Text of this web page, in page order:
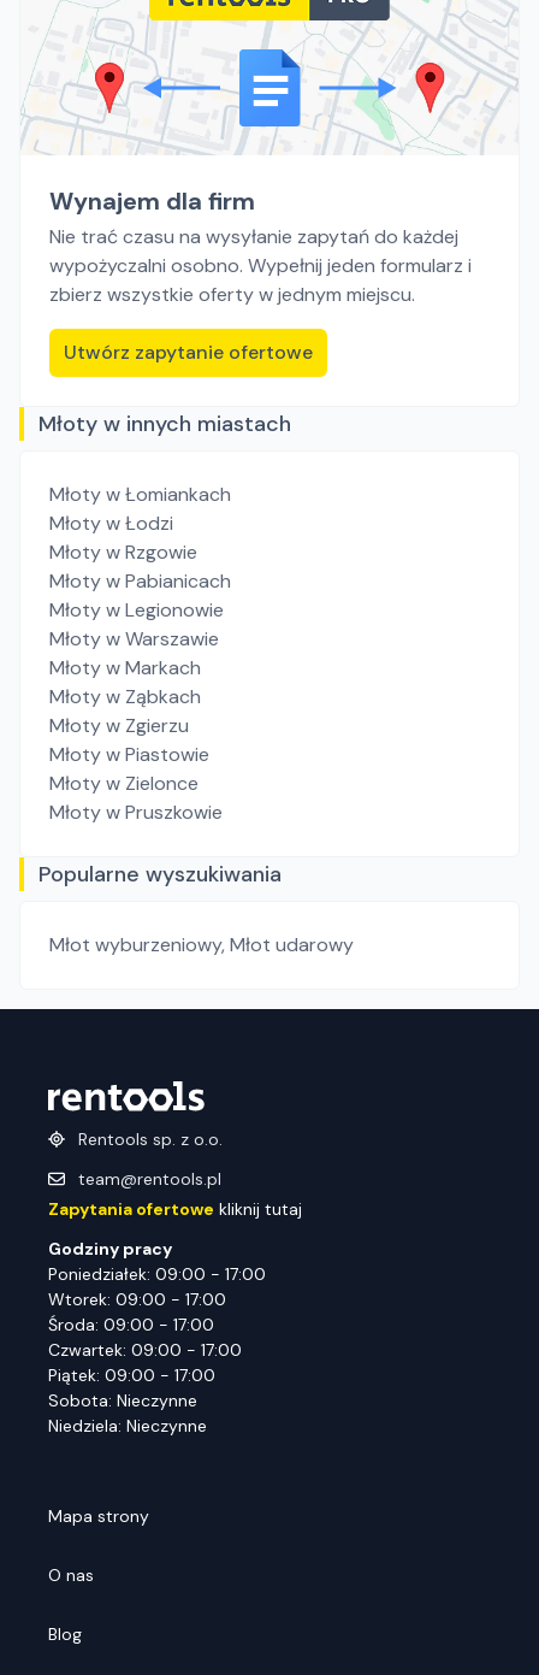
Wynajem dla firm
Nie trać czasu na wysyłanie zapytań do każdej
wypożyczalni osobno. Wypełnij jeden formularz i
zbierz wszystkie oferty w jednym miejscu.
Utwórz zapytanie ofertowe
Młoty w innych miastach
Młotyw Łomiankach
Młotyw Łodzi
Młotyw Rzgowie
Młotyw Pabianicach
Młotyw Legionowie
Młotyw Warszawie
Młotyw Markach
Młotyw Ząbkach
Młotyw Zgierzu
Młotyw Piastowie
Młotyw Zielonce
Młotyw Pruszkowie
Popularne wyszukiwania
Młot wyburzeniowy,Młot udarowy
Rentools sp. z o.o.
team@rentools.pl
Zapytania ofertowe kliknij tutaj
Godziny pracy
Poniedziałek: 09:00 - 17:00
Wtorek: 09:00 - 17:00
Środa: 09:00 - 17:00
Czwartek: 09:00 - 17:00
Piątek: 09:00 - 17:00
Sobota: Nieczynne
Niedziela: Nieczynne
Mapa strony
O nas
Blog